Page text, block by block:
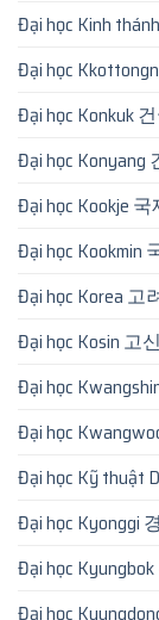
Đại học Kinh
Đại học
Đại học Konkuk
Đại học Konyang
Đại học Kookje
Đại học Kookmin
Đại học Korea 고
Đại học Kosin 고
Đại học
Đại học
Đại học Kỹ thuật
Đại học Kyonggi
Đại học
Đại học